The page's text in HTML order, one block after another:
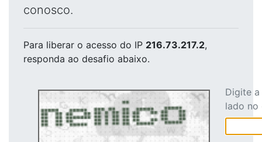
conosco.
Para liberar o acesso do IP 216.73.217.2,
responda ao desafio abaixo.
Digite
lado no